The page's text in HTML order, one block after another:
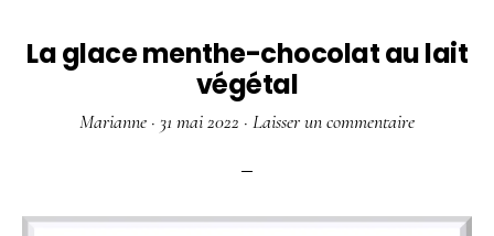
La glace menthe-chocolat au lait
végétal
Marianne · 31 mai 2022 · Laisser un commentaire